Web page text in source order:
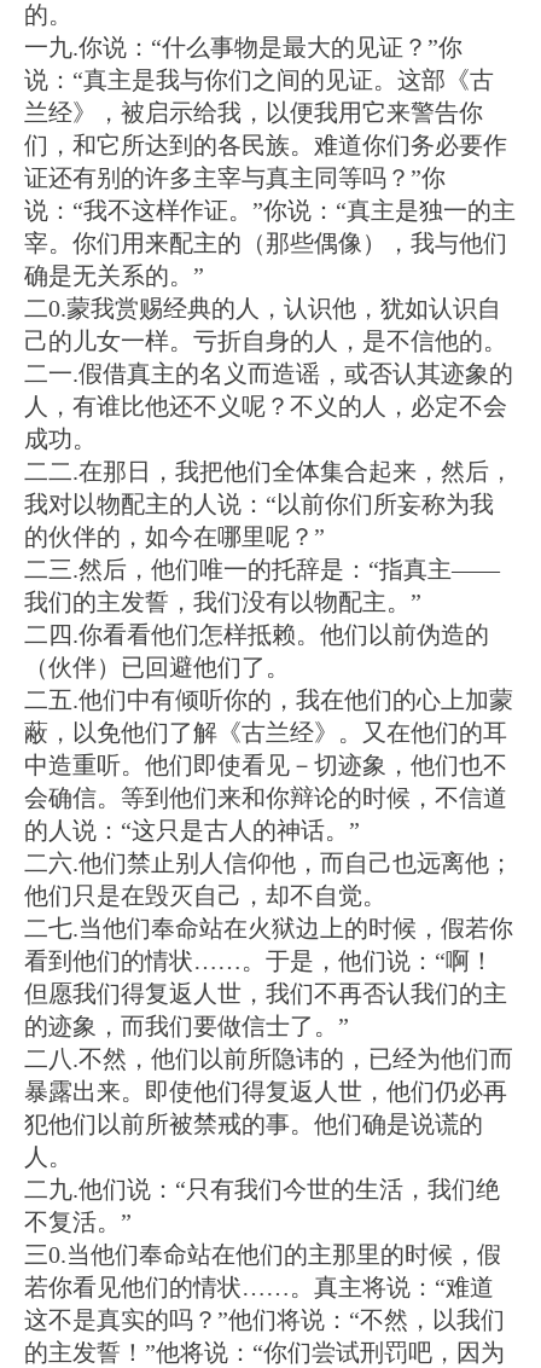
的。
一九.你说：“什么事物是最大的见证？”你
说：“真主是我与你们之间的见证。这部《古
兰经》，被启示给我，以便我用它来警告你
们，和它所达到的各民族。难道你们务必要作
证还有别的许多主宰与真主同等吗？”你
说：“我不这样作证。”你说：“真主是独一的主
宰。你们用来配主的（那些偶像），我与他们
确是无关系的。”
二0.蒙我赏赐经典的人，认识他，犹如认识自
己的儿女一样。亏折自身的人，是不信他的。
二一.假借真主的名义而造谣，或否认其迹象的
人，有谁比他还不义呢？不义的人，必定不会
成功。
二二.在那日，我把他们全体集合起来，然后，
我对以物配主的人说：“以前你们所妄称为我
的伙伴的，如今在哪里呢？”
二三.然后，他们唯一的托辞是：“指真主——
我们的主发誓，我们没有以物配主。”
二四.你看看他们怎样抵赖。他们以前伪造的
（伙伴）已回避他们了。
二五.他们中有倾听你的，我在他们的心上加蒙
蔽，以免他们了解《古兰经》。又在他们的耳
中造重听。他们即使看见－切迹象，他们也不
会确信。等到他们来和你辩论的时候，不信道
的人说：“这只是古人的神话。”
二六.他们禁止别人信仰他，而自己也远离他；
他们只是在毁灭自己，却不自觉。
二七.当他们奉命站在火狱边上的时候，假若你
看到他们的情状……。于是，他们说：“啊！
但愿我们得复返人世，我们不再否认我们的主
的迹象，而我们要做信士了。”
二八.不然，他们以前所隐讳的，已经为他们而
暴露出来。即使他们得复返人世，他们仍必再
犯他们以前所被禁戒的事。他们确是说谎的
人。
二九.他们说：“只有我们今世的生活，我们绝
不复活。”
三0.当他们奉命站在他们的主那里的时候，假
若你看见他们的情状……。真主将说：“难道
这不是真实的吗？”他们将说：“不然，以我们
的主发誓！”他将说：“你们尝试刑罚吧，因为